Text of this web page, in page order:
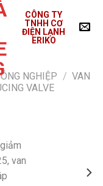
CÔNG TY
TNHH CƠ
ĐIỆN LẠNH
ERIKO
NGHIỆP / VAN
VALVE